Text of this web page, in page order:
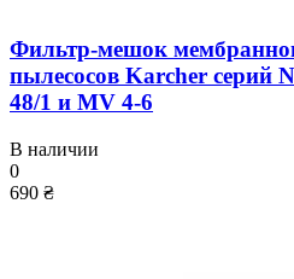
Фильтр-мешок
пылесосов Karcher серий
48/1 и MV 4-6
В наличии
0
690 ₴